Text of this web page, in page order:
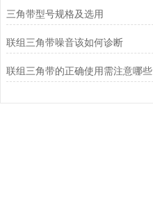
三角带型号规格及选用
联组三角带噪音该如何诊断
联组三角带的正确使用需注意哪些